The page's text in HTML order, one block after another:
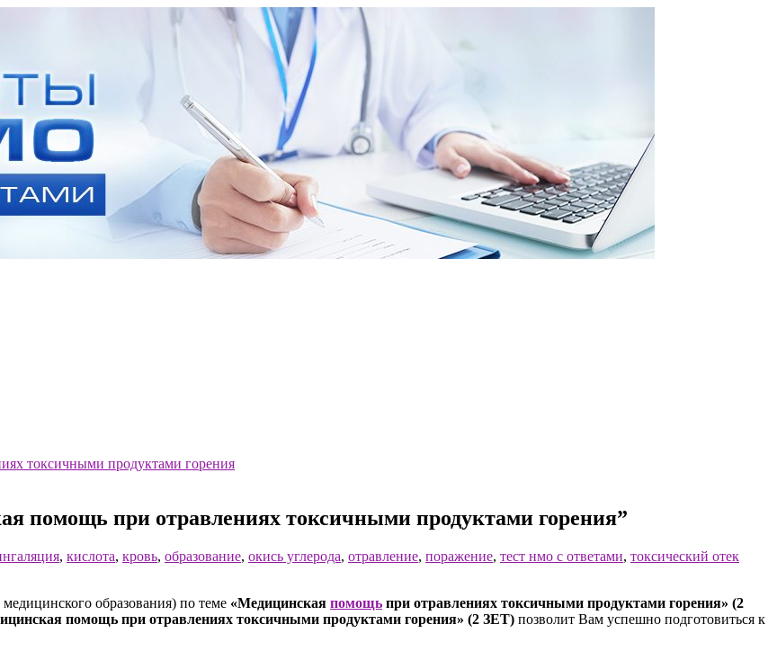
помощь при отравлениях токсичными продуктами горения”
, кислота, кровь, образование, окись углерода, отравление, поражение, тест нмо с ответами, токсический отек
образования) по теме «Медицинская помощь при отравлениях токсичными продуктами горения» (2
помощь при отравлениях токсичными продуктами горения» (2 ЗЕТ) позволит Вам успешно подготовиться к